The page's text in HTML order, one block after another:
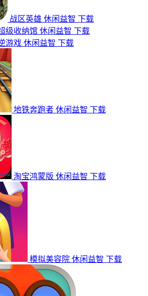
战区英雄 休闲益智 下载
级收纳馆 休闲益智 下载
游戏 休闲益智 下载
地铁奔跑者 休闲益智 下载
淘宝鸿蒙版 休闲益智 下载
模拟美容院 休闲益智 下载